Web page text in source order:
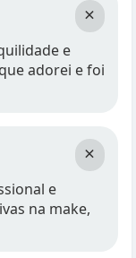
×
e
adorei e foi
×
e
na make,